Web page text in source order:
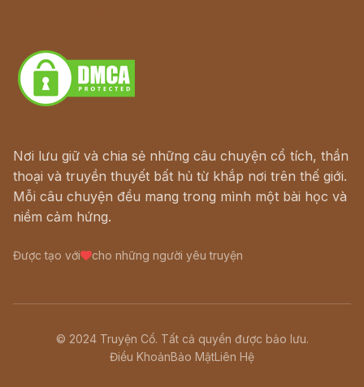
Nơi lưu giữ và chia sẻ những câu chuyện cổ tích, thần
thoại và truyền thuyết bất hủ từ khắp nơi trên thế giới.
Mỗi câu chuyện đều mang trong mình một bài học và
niềm cảm hứng.
Được tạo với cho những người yêu truyện
© 2024 Truyện Cổ. Tất cả quyền được bảo lưu.
Điều KhoảnBảo MậtLiên Hệ